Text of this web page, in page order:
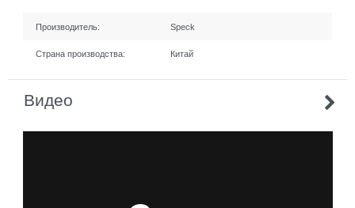
Производитель: Speck
Страна производства: Китай
Видео